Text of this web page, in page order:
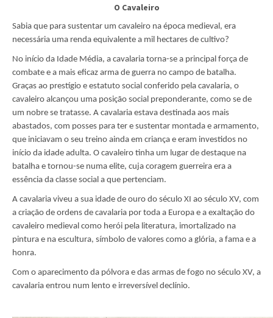
O Cavaleiro
Sabia que para sustentar um cavaleiro na época medieval, era
necessária uma renda equivalente a mil hectares de cultivo?
No início da Idade Média, a cavalaria torna-se a principal força de
combate e a mais eficaz arma de guerra no campo de batalha.
Graças ao prestígio e estatuto social conferido pela cavalaria, o
cavaleiro alcançou uma posição social preponderante, como se de
um nobre se tratasse. A cavalaria estava destinada aos mais
abastados, com posses para ter e sustentar montada e armamento,
que iniciavam o seu treino ainda em criança e eram investidos no
início da idade adulta. O cavaleiro tinha um lugar de destaque na
batalha e tornou-se numa elite, cuja coragem guerreira era a
essência da classe social a que pertenciam.
A cavalaria viveu a sua idade de ouro do século XI ao século XV, com
a criação de ordens de cavalaria por toda a Europa e a exaltação do
cavaleiro medieval como herói pela literatura, imortalizado na
pintura e na escultura, símbolo de valores como a glória, a fama e a
honra.
Com o aparecimento da pólvora e das armas de fogo no século XV, a
cavalaria entrou num lento e irreversível declínio.